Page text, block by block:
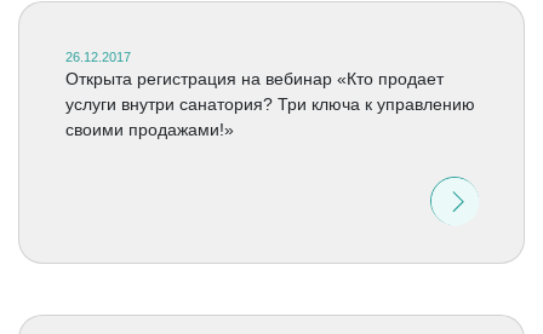
26.12.2017
Открыта регистрация на вебинар «Кто продает
услуги внутри санатория? Три ключа к управлению
своими продажами!»